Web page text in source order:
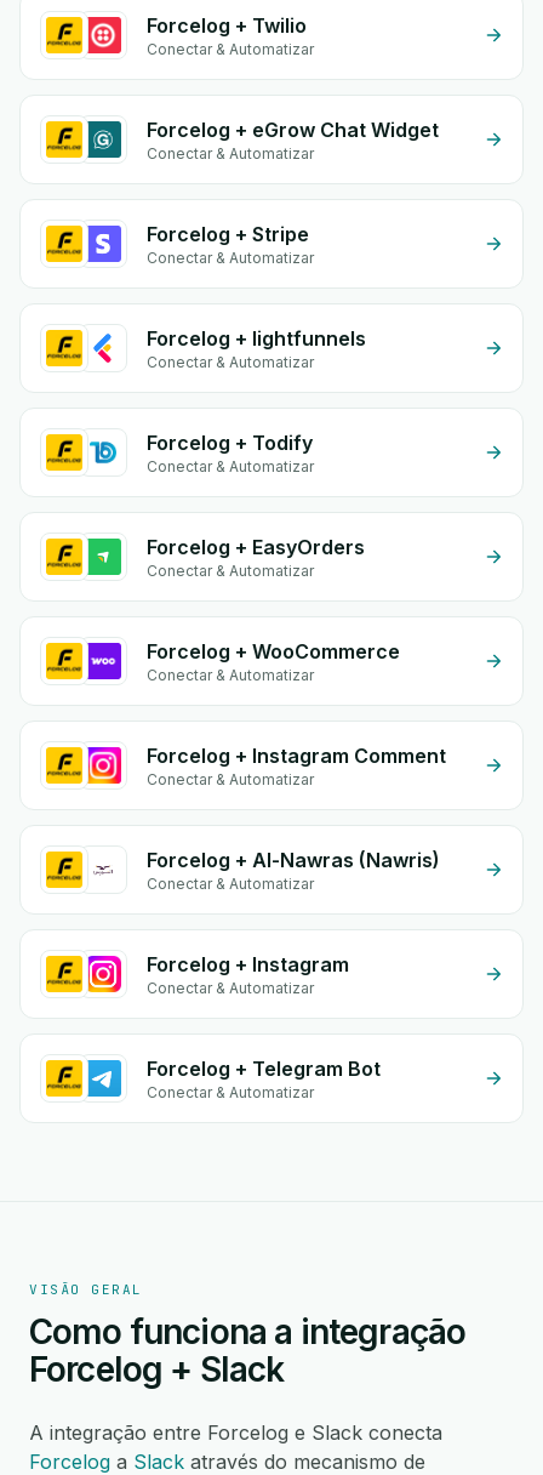
Forcelog + Twilio
Conectar & Automatizar
Forcelog + eGrow Chat Widget
Conectar & Automatizar
Forcelog + Stripe
Conectar & Automatizar
Forcelog + lightfunnels
Conectar & Automatizar
Forcelog + Todify
Conectar & Automatizar
Forcelog + EasyOrders
Conectar & Automatizar
Forcelog + WooCommerce
Conectar & Automatizar
Forcelog + Instagram Comment
Conectar & Automatizar
Forcelog + Al-Nawras (Nawris)
Conectar & Automatizar
Forcelog + Instagram
Conectar & Automatizar
Forcelog + Telegram Bot
Conectar & Automatizar
VISÃO GERAL
Como funciona a integração
Forcelog + Slack
A integração entre Forcelog e Slack conecta
Forcelog a Slack através do mecanismo de